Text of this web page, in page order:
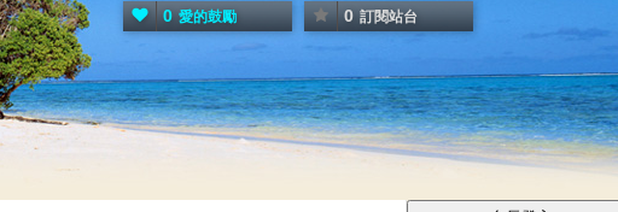
0 愛的鼓勵 0 訂閱站台